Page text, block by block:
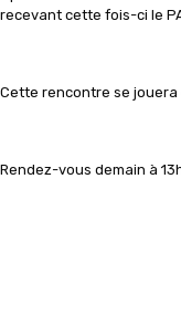
recevant cette fois-ci le
Cette rencontre se jouera
Rendez-vous demain à